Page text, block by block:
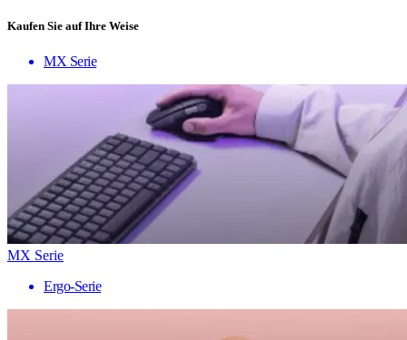
Kaufen Sie auf Ihre Weise
MX Serie
MX Serie
Ergo-Serie